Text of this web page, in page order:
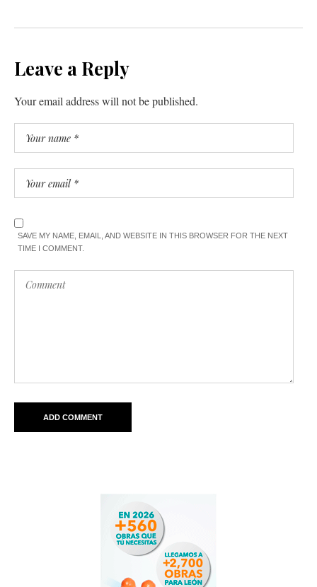
Leave a Reply
Your email address will not be published.
SAVE MY NAME, EMAIL, AND WEBSITE IN THIS BROWSER FOR THE NEXT
TIME I COMMENT.